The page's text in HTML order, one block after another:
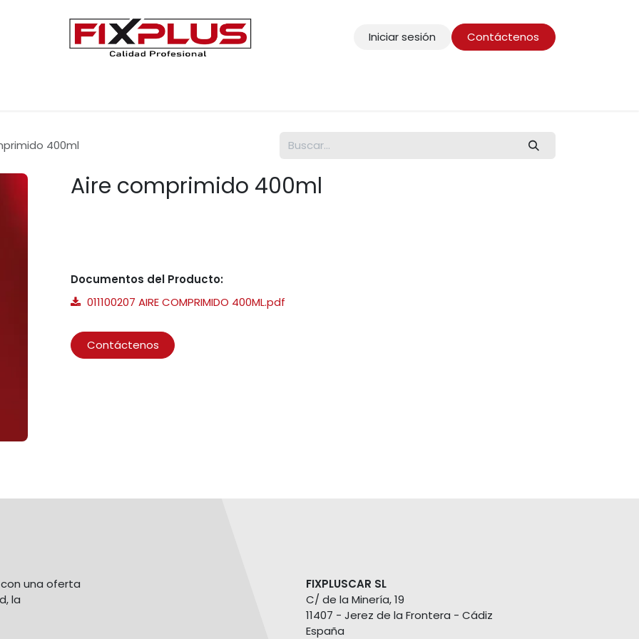
Iniciar sesión Contáctenos
400ml
Aire comprimido 400ml
Documentos del Producto:
011100207 AIRE COMPRIMIDO 400ML.pdf
Contáctenos
una oferta
la
FIXPLUSCAR SL
C/ de la Minería, 19
11407 - Jerez de la Frontera - Cádiz
España